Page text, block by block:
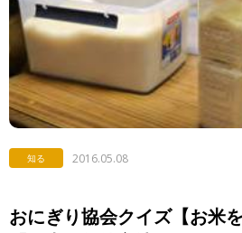
知る 2016.05.08
おにぎり協会クイズ【お米